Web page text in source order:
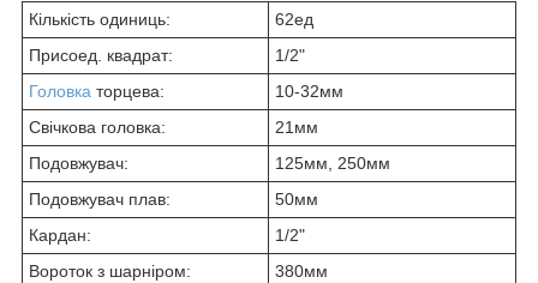
Кількість одиниць:
62ед
Присоед. квадрат:
1/2"
Головка торцева:
10-32мм
Свічкова головка:
21мм
Подовжувач:
125мм, 250мм
Подовжувач плав:
50мм
Кардан:
1/2"
Вороток з шарніром:
380мм